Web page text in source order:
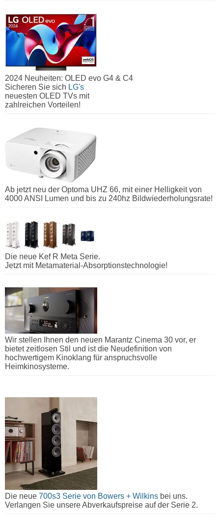
2024 Neuheiten: OLED evo G4 & C4
Sicheren Sie sich LG's
neuesten OLED TVs mit
zahlreichen Vorteilen!
Ab jetzt neu der Optoma UHZ 66, mit einer Helligkeit von
4000 ANSI Lumen und bis zu 240hz Bildwiederholungsrate!
Die neue Kef R Meta Serie.
Jetzt mit Metamaterial-Absorptionstechnologie!
Wir stellen Ihnen den neuen Marantz Cinema 30 vor, er
bietet zeitlosen Stil und ist die Neudefinition von
hochwertigem Kinoklang für anspruchsvolle
Heimkinosysteme.
Die neue 700s3 Serie von Bowers + Wilkins bei uns.
Verlangen Sie unsere Abverkaufspreise auf der Serie 2.